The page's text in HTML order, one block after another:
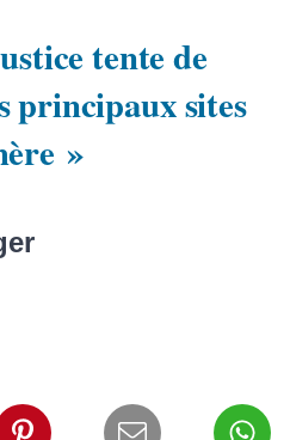
tente de
principaux sites
»